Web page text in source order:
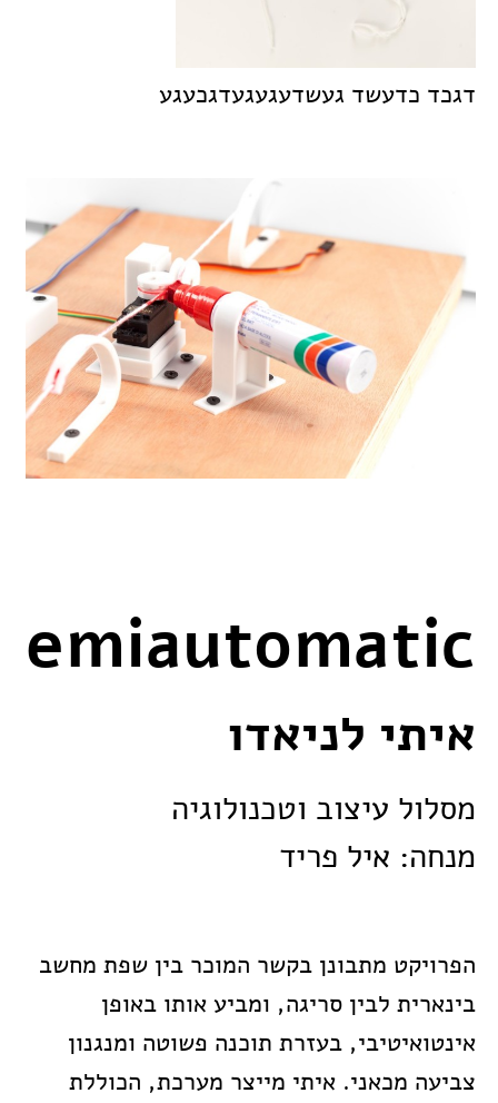
דגכד כדעשד געשדעגעגעדגכעגע
איתי לניאדו
מסלול עיצוב וטכנולוגיה
מנחה: איל פריד
הפרויקט מתבונן בקשר המוכר בין שפת מחשב
בינארית לבין סריגה, ומביע אותו באופן
אינטואיטיבי, בעזרת תוכנה פשוטה ומנגנון
צביעה מכאני. איתי מייצר מערכת, הכוללת